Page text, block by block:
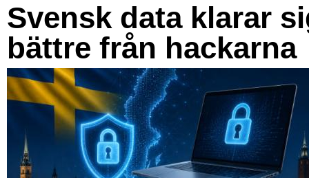
Svensk data klarar
bättre från hackarna